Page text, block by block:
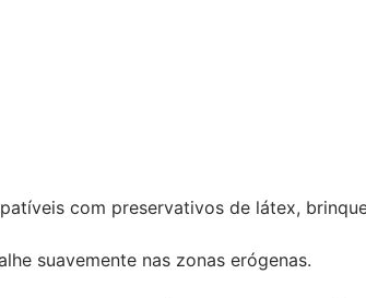
com preservativos de látex,
suavemente nas zonas erógenas.